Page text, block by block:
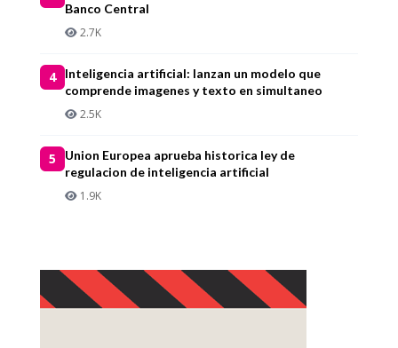
Banco Central
2.7K
4
Inteligencia artificial: lanzan un modelo que
comprende imagenes y texto en simultaneo
2.5K
5
Union Europea aprueba historica ley de
regulacion de inteligencia artificial
1.9K